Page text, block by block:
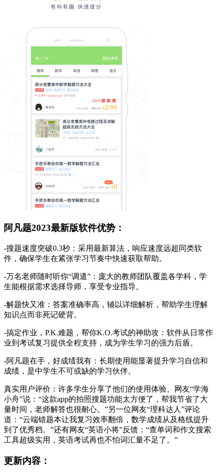
阿凡题2023最新版软件优势：
-搜题速度突破0.3秒：采用最新算法，响应速度远超同类软
件，确保学生在紧张学习节奏中快速获取帮助。
-万名老师随时听你“调遣”：庞大的教师团队覆盖各学科，学
生能根据需求选择导师，享受专业指导。
-解题快又准：答案准确率高，辅以详细解析，帮助学生理解
知识点而非死记硬背。
-搞定作业，P.K.难题，帮你K.O.考试的神助攻：软件从日常作
业到考试复习提供全程支持，成为学生学习的强力后盾。
-阿凡题在手，好成绩我有：长期使用能显著提升学习自信和
成绩，是中学生不可或缺的学习伙伴。
真实用户评价：许多学生分享了他们的使用体验。网友“学海
小舟”说：“这款app的拍照搜题功能太方便了，帮我节省了大
量时间，老师解答也很耐心。”另一位网友“理科达人”评论
道：“云端错题本让我复习效率翻倍，数学成绩从及格线提升
到了优秀档。”还有网友“英语小将”反馈：“查单词和作文搜索
工具超级实用，英语考试再也不怕词汇量不足了。”
更新内容：